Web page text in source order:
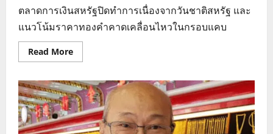
ตลาดการเงินสหรัฐปิดทำการเนื่องจากวันชาติสหรัฐ และ
แนวโน้มราคาทองคำคาดเคลื่อนไหวในกรอบแคบ
Read MoreRead
more
โน้ม
ราคา
ทอง
4
ก.ค.
66